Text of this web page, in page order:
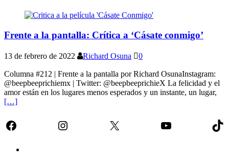
Frente a la pantalla: Crítica a ‘Cásate conmigo’
13 de febrero de 2022 Richard Osuna 0
Columna #212 | Frente a la pantalla por Richard OsunaInstagram:
@beepbeeprichiemx | Twitter: @beepbeeprichieX La felicidad y el
amor están en los lugares menos esperados y un instante, un lugar,
[…]
Facebook Instagram X YouTube